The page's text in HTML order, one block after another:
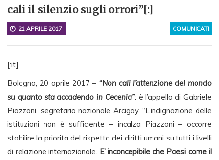
cali il silenzio sugli orrori”[:]
COMUNICATI
21 APRILE 2017
[:it]
Bologna, 20 aprile 2017 – “Non cali l’attenzione del mondo
su quanto sta accadendo in Cecenia”: è l’appello di Gabriele
Piazzoni, segretario nazionale Arcigay. “L’indignazione delle
istituzioni non è sufficiente – incalza Piazzoni – occorre
stabilire la priorità del rispetto dei diritti umani su tutti i livelli
di relazione internazionale. E’ inconcepibile che Paesi come il